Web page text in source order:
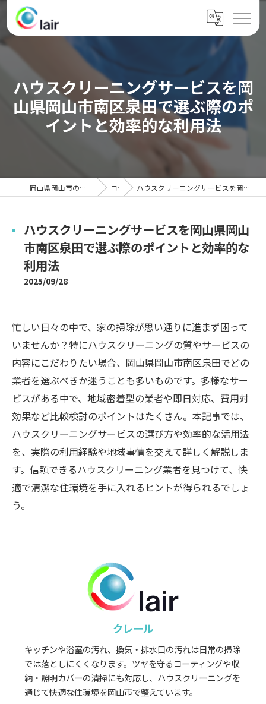
ハウスクリーニングサービスを岡
山県岡山市南区泉田で選ぶ際のポ
イントと効率的な利用法
岡山県岡山市のハウスクリーニングならクレール コラム ハウスクリーニングサービスを岡山県岡山市南区泉田で選ぶ際のポイントと効率的な利用法
ハウスクリーニングサービスを岡山県岡山
市南区泉田で選ぶ際のポイントと効率的な
利用法
2025/09/28
忙しい日々の中で、家の掃除が思い通りに進まず困って
いませんか？特にハウスクリーニングの質やサービスの
内容にこだわりたい場合、岡山県岡山市南区泉田でどの
業者を選ぶべきか迷うことも多いものです。多様なサー
ビスがある中で、地域密着型の業者や即日対応、費用対
効果など比較検討のポイントはたくさん。本記事では、
ハウスクリーニングサービスの選び方や効率的な活用法
を、実際の利用経験や地域事情を交えて詳しく解説しま
す。信頼できるハウスクリーニング業者を見つけて、快
適で清潔な住環境を手に入れるヒントが得られるでしょ
う。
クレール
キッチンや浴室の汚れ、換気・排水口の汚れは日常の掃除
では落としにくくなります。ツヤを守るコーティングや収
納・照明カバーの清掃にも対応し、ハウスクリーニングを
通じて快適な住環境を岡山市で整えています。